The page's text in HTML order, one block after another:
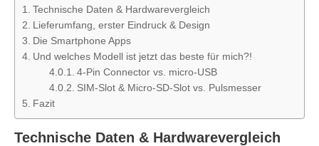
Technische Daten & Hardwarevergleich
Lieferumfang, erster Eindruck & Design
Die Smartphone Apps
Und welches Modell ist jetzt das beste für mich?!
4-Pin Connector vs. micro-USB
SIM-Slot & Micro-SD-Slot vs. Pulsmesser
Fazit
Technische Daten & Hardwarevergleich